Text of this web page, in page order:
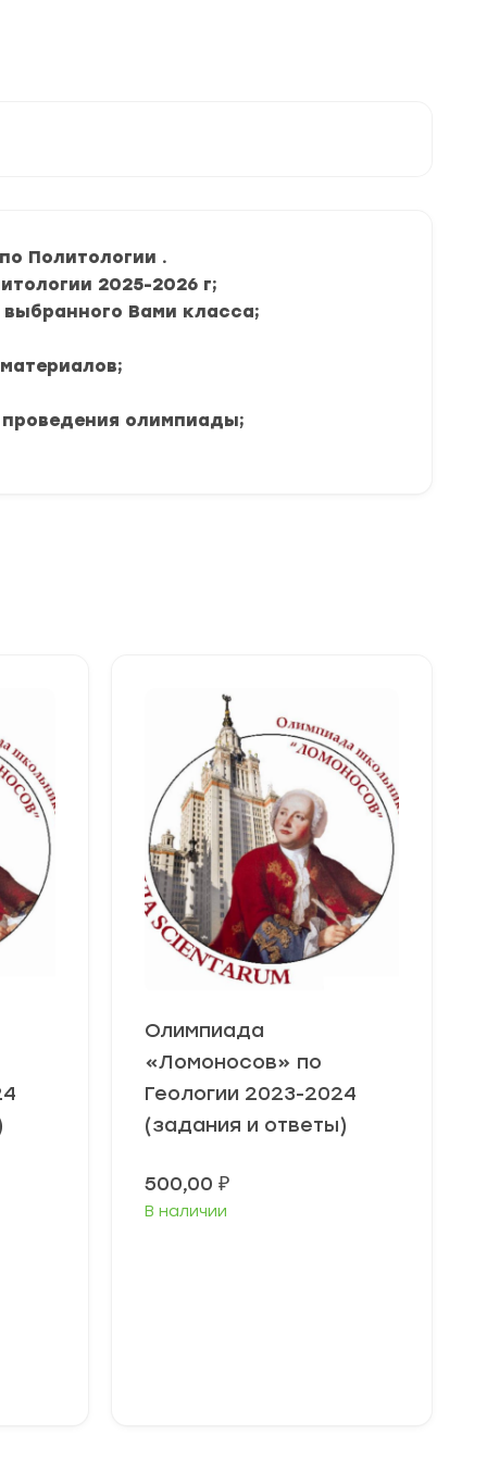
Политологии .
2025-2026 г;
Вами класса;
олимпиады;
Олимпиада
«Ломоносов» по
Геологии 2023-2024
(задания и ответы)
500,00 ₽
В наличии